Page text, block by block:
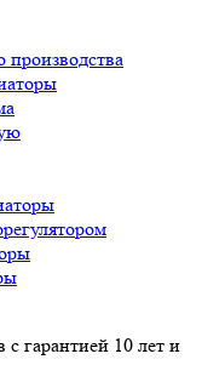
производства
с гарантией 10 лет и